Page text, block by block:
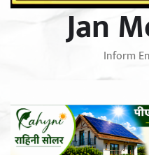
Jan
Inform